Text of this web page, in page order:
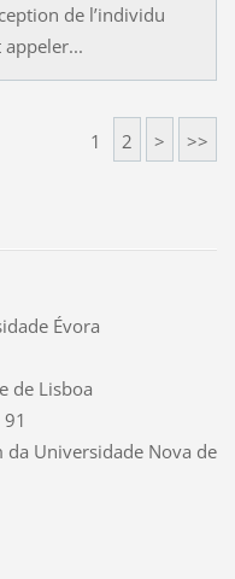
de l’individu
appeler...
1 2 > >>
Évora
de Lisboa
Universidade Nova de